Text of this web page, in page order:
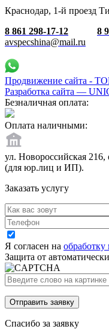
Краснодар, 1-й проезд
8 861 298-17-12
8
avspecshina@mail.ru
Продвижение сайта -
Разработка сайта —
Безналичная оплата:
Оплата наличными:
ул. Новороссийская 216,
(для юр.лиц и ИП).
Заказать услугу
Я согласен на
Защита от
Спасибо за заявку